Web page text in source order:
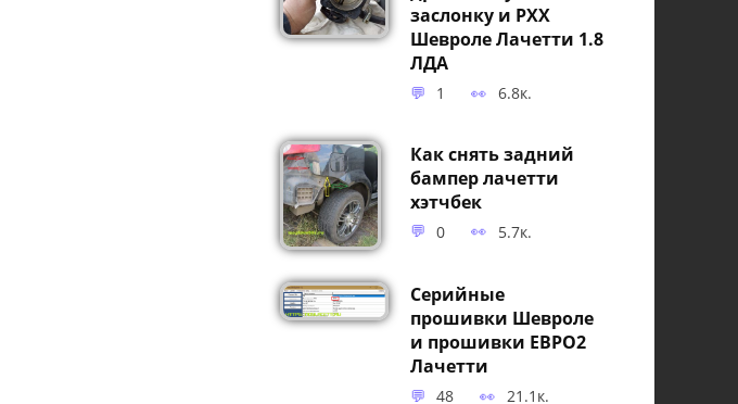
заслонку и РХХ
Шевроле Лачетти 1.8
ЛДА
1 6.8к.
Как снять задний
бампер лачетти
хэтчбек
0 5.7к.
Серийные
прошивки Шевроле
и прошивки ЕВРО2
Лачетти
48 21.1к.